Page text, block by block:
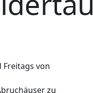
von
zu